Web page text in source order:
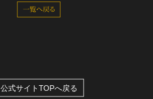
一覧へ戻る
公式サイトTOPへ戻る